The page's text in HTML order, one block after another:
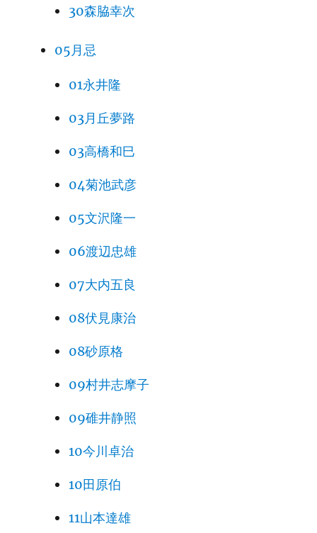
30森脇幸次
05月忌
01永井隆
03月丘夢路
03高橋和巳
04菊池武彦
05文沢隆一
06渡辺忠雄
07大内五良
08伏見康治
08砂原格
09村井志摩子
09碓井静照
10今川卓治
10田原伯
11山本達雄